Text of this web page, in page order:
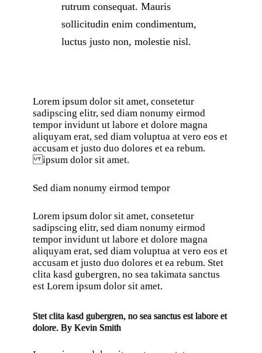
rutrum consequat. Mauris
sollicitudin enim condimentum,
luctus justo non, molestie nisl.
Lorem ipsum dolor sit amet, consetetur
sadipscing elitr, sed diam nonumy eirmod
tempor invidunt ut labore et dolore magna
aliquyam erat, sed diam voluptua at vero eos et
accusam et justo duo dolores et ea rebum.
ipsum dolor sit amet.
Sed diam nonumy eirmod tempor
Lorem ipsum dolor sit amet, consetetur
sadipscing elitr, sed diam nonumy eirmod
tempor invidunt ut labore et dolore magna
aliquyam erat, sed diam voluptua at vero eos et
accusam et justo duo dolores et ea rebum. Stet
clita kasd gubergren, no sea takimata sanctus
est Lorem ipsum dolor sit amet.
Stet clita kasd gubergren, no sea sanctus est labore et
dolore. By Kevin Smith